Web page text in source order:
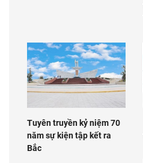
Tuyên truyền kỷ niệm 70
năm sự kiện tập kết ra
Bắc